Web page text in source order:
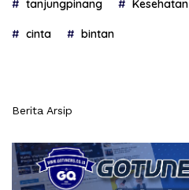
tanjungpinang Kesehatan
cinta bintan
Berita Arsip